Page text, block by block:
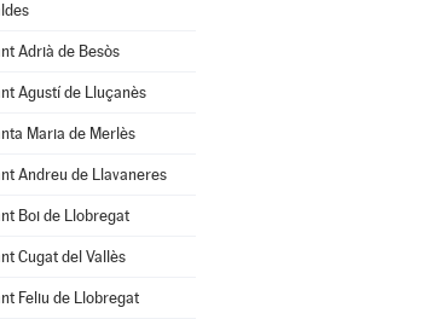
Adrià de Besòs
Agustí de Lluçanès
Maria de Merlès
Andreu de Llavaneres
Boi de Llobregat
Cugat del Vallès
Feliu de Llobregat